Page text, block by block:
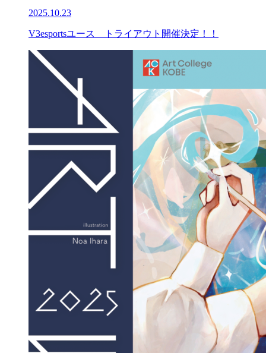
2025.10.23
V3esportsユース トライアウト開催決定！！